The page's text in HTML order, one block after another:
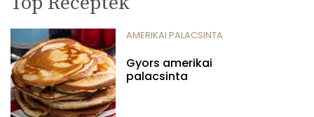
AMERIKAI PALACSINTA
Gyors amerikai
palacsinta